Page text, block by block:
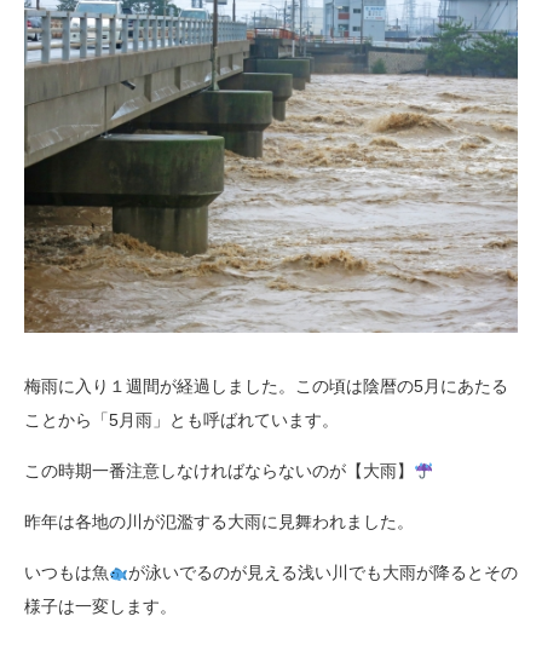
梅雨に入り１週間が経過しました。この頃は陰暦の5月にあたる
ことから「5月雨」とも呼ばれています。
この時期一番注意しなければならないのが【大雨】
昨年は各地の川が氾濫する大雨に見舞われました。
いつもは魚
が泳いでるのが見える浅い川でも大雨が降るとその
様子は一変します。